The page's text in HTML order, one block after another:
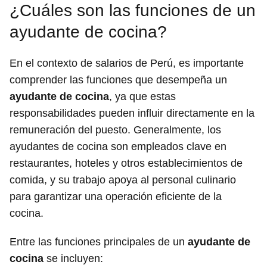
¿Cuáles son las funciones de un
ayudante de cocina?
En el contexto de salarios de Perú, es importante
comprender las funciones que desempeña un
ayudante de cocina, ya que estas
responsabilidades pueden influir directamente en la
remuneración del puesto. Generalmente, los
ayudantes de cocina son empleados clave en
restaurantes, hoteles y otros establecimientos de
comida, y su trabajo apoya al personal culinario
para garantizar una operación eficiente de la
cocina.
Entre las funciones principales de un ayudante de
cocina se incluyen: